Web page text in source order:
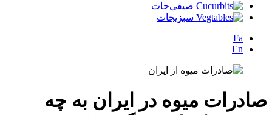
صیفی‌جات
سبزیجات
Fa
En
صادرات میوه در ایران به چه